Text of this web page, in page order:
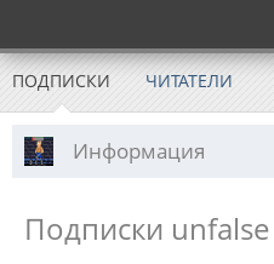
ПОДПИСКИ ЧИТАТЕЛИ
Информация
Подписки unfalse